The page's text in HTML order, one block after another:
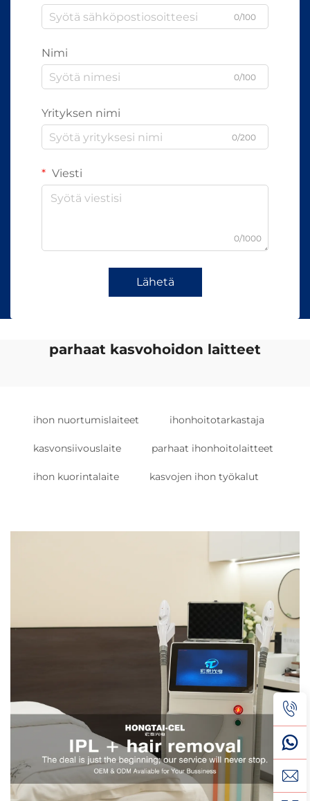
0/100
Nimi
0/100
Yrityksen nimi
0/200
Viesti
0/1000
Lähetä
parhaat kasvohoidon laitteet
ihon nuortumislaiteet ihonhoitotarkastaja
kasvonsiivouslaite parhaat ihonhoitolaitteet
ihon kuorintalaite kasvojen ihon työkalut